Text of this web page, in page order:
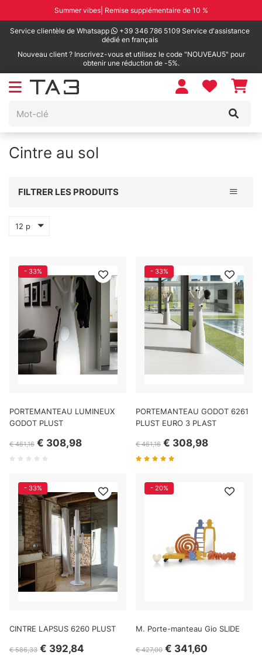
Summer vibes| Remise supplémentaire de 10 %
Service clientèle de Whatsapp
+39 346 786 5109 Service d'assistance
dédié en français
Nouveau client ? Inscrivez-vous et utilisez le code "NOUVEAU5" pour
obtenir une réduction de -5%.
Cintre au sol
Toggle
FILTRER LES PRODUITS
12 p
- 33%
PORTEMANTEAU LUMINEUX
GODOT PLUST
€ 461,16 € 308,98
- 33%
PORTEMANTEAU GODOT 6261
PLUST EURO 3 PLAST
€ 461,16 € 308,98
- 33%
CINTRE LAPSUS 6260 PLUST
€ 586,33 € 392,84
- 20%
M. Porte-manteau Gio SLIDE
€ 427,00 € 341,60